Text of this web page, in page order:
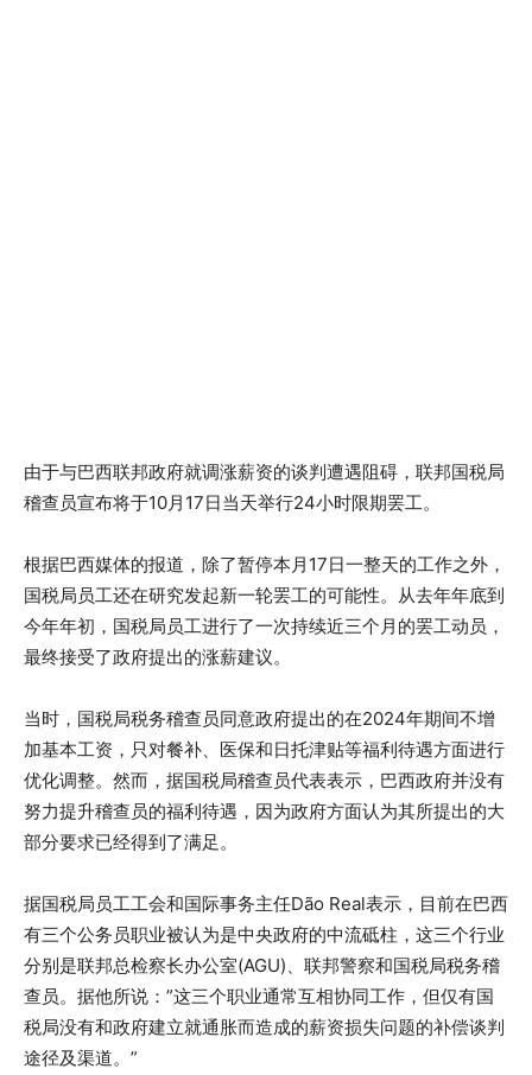
由于与巴西联邦政府就调涨薪资的谈判遭遇阻碍，联邦国税局
稽查员宣布将于10月17日当天举行24小时限期罢工。
根据巴西媒体的报道，除了暂停本月17日一整天的工作之外，
国税局员工还在研究发起新一轮罢工的可能性。从去年年底到
今年年初，国税局员工进行了一次持续近三个月的罢工动员，
最终接受了政府提出的涨薪建议。
当时，国税局税务稽查员同意政府提出的在2024年期间不增
加基本工资，只对餐补、医保和日托津贴等福利待遇方面进行
优化调整。然而，据国税局稽查员代表表示，巴西政府并没有
努力提升稽查员的福利待遇，因为政府方面认为其所提出的大
部分要求已经得到了满足。
据国税局员工工会和国际事务主任Dão Real表示，目前在巴西
有三个公务员职业被认为是中央政府的中流砥柱，这三个行业
分别是联邦总检察长办公室(AGU)、联邦警察和国税局税务稽
查员。据他所说：”这三个职业通常互相协同工作，但仅有国
税局没有和政府建立就通胀而造成的薪资损失问题的补偿谈判
途径及渠道。”